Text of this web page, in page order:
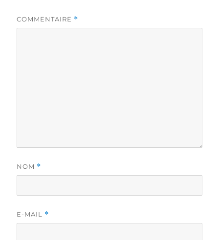
COMMENTAIRE *
NOM *
E-MAIL *